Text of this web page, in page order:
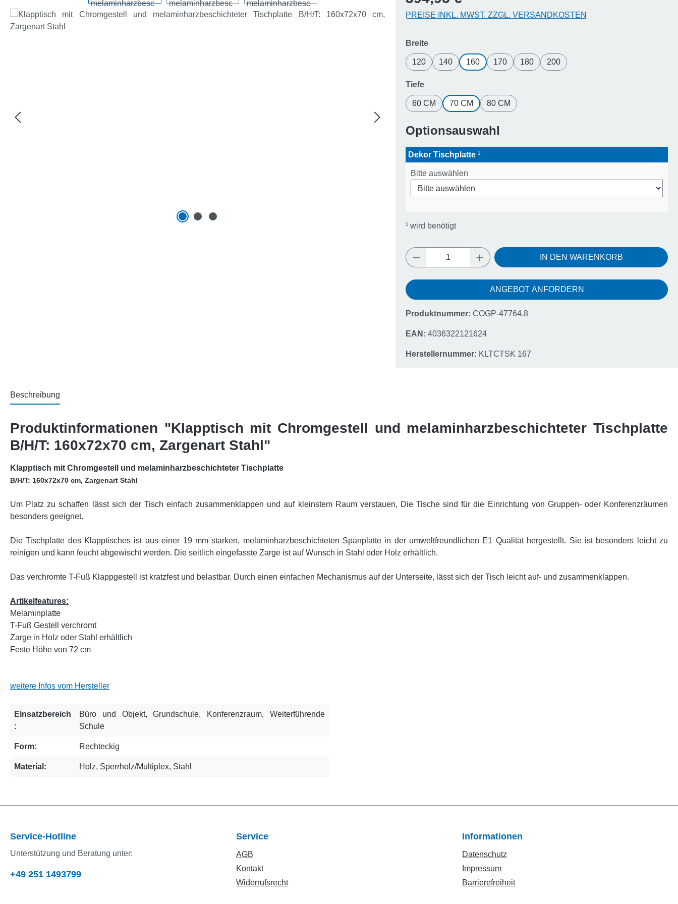
PREISE INKL. MWST. ZZGL. VERSANDKOSTEN
Breiteauswählen
120 140 160 170 180 200
Tiefeauswählen
60 CM 70 CM 80 CM
Optionsauswahl
Dekor Tischplatte ¹
Bitte auswählen
¹ wird benötigt
Produkt Anzahl: Gib den gewünschten Wert ein
IN DEN WARENKORB
ANGEBOT ANFORDERN
Produktnummer: COGP-47764.8
EAN: 4036322121624
Herstellernummer: KLTCTSK 167
Beschreibung
Produktinformationen "Klapptisch mit Chromgestell und melaminharzbeschichteter Tischplatte
B/H/T: 160x72x70 cm, Zargenart Stahl"
Klapptisch mit Chromgestell und melaminharzbeschichteter Tischplatte
B/H/T: 160x72x70 cm, Zargenart Stahl
Um Platz zu schaffen lässt sich der Tisch einfach zusammenklappen und auf kleinstem Raum verstauen, Die Tische sind für die Einrichtung von Gruppen- oder Konferenzräumen
besonders geeignet.
Die Tischplatte des Klapptisches ist aus einer 19 mm starken, melaminharzbeschichteten Spanplatte in der umweltfreundlichen E1 Qualität hergestellt. Sie ist besonders leicht zu
reinigen und kann feucht abgewischt werden. Die seitlich eingefasste Zarge ist auf Wunsch in Stahl oder Holz erhältlich.
Das verchromte T-Fuß Klappgestell ist kratzfest und belastbar. Durch einen einfachen Mechanismus auf der Unterseite, lässt sich der Tisch leicht auf- und zusammenklappen.
Artikelfeatures:
Melaminplatte
T-Fuß Gestell verchromt
Zarge in Holz oder Stahl erhältlich
Feste Höhe von 72 cm
weitere Infos vom Hersteller
Einsatzbereich
:
Büro und Objekt, Grundschule, Konferenzraum, Weiterführende
Schule
Form: Rechteckig
Material: Holz, Sperrholz/Multiplex, Stahl
Service-Hotline
Unterstützung und Beratung unter:
+49 251 1493799
Service
AGB
Kontakt
Widerrufsrecht
Informationen
Datenschutz
Impressum
Barrierefreiheit